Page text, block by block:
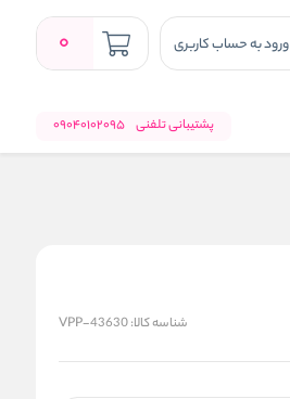
ورود به حساب کاربری 0
پشتیبانی تلفنی 09040102095
شناسه کالا:VPP-43630